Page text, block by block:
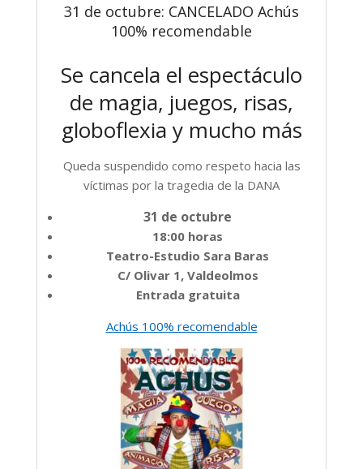
31 de octubre: CANCELADO Achús
100% recomendable
Se cancela el espectáculo
de magia, juegos, risas,
globoflexia y mucho más
Queda suspendido como respeto hacia las
víctimas por la tragedia de la DANA
31 de octubre
18:00 horas
Teatro-Estudio Sara Baras
C/ Olivar 1, Valdeolmos
Entrada gratuita
Achús 100% recomendable